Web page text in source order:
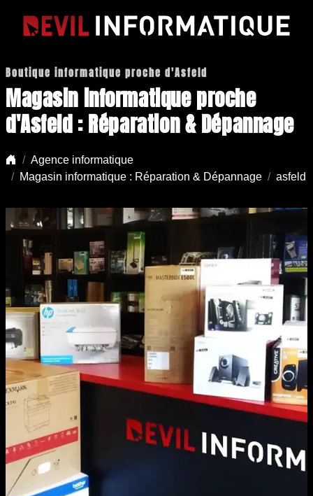
Boutique informatique proche d'Asfeld
Magasin informatique proche
d'Asfeld : Réparation & Dépannage
Agence informatique
Magasin informatique : Réparation & Dépannage
asfeld